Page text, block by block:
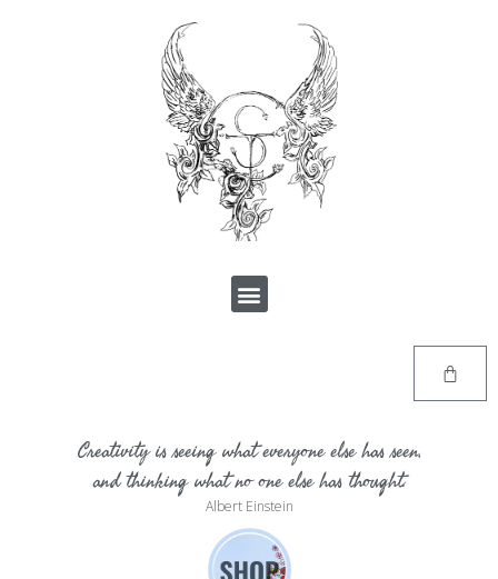
Creativity is seeing what everyone else has seen,
and thinking what no one else has thought.
Albert Einstein